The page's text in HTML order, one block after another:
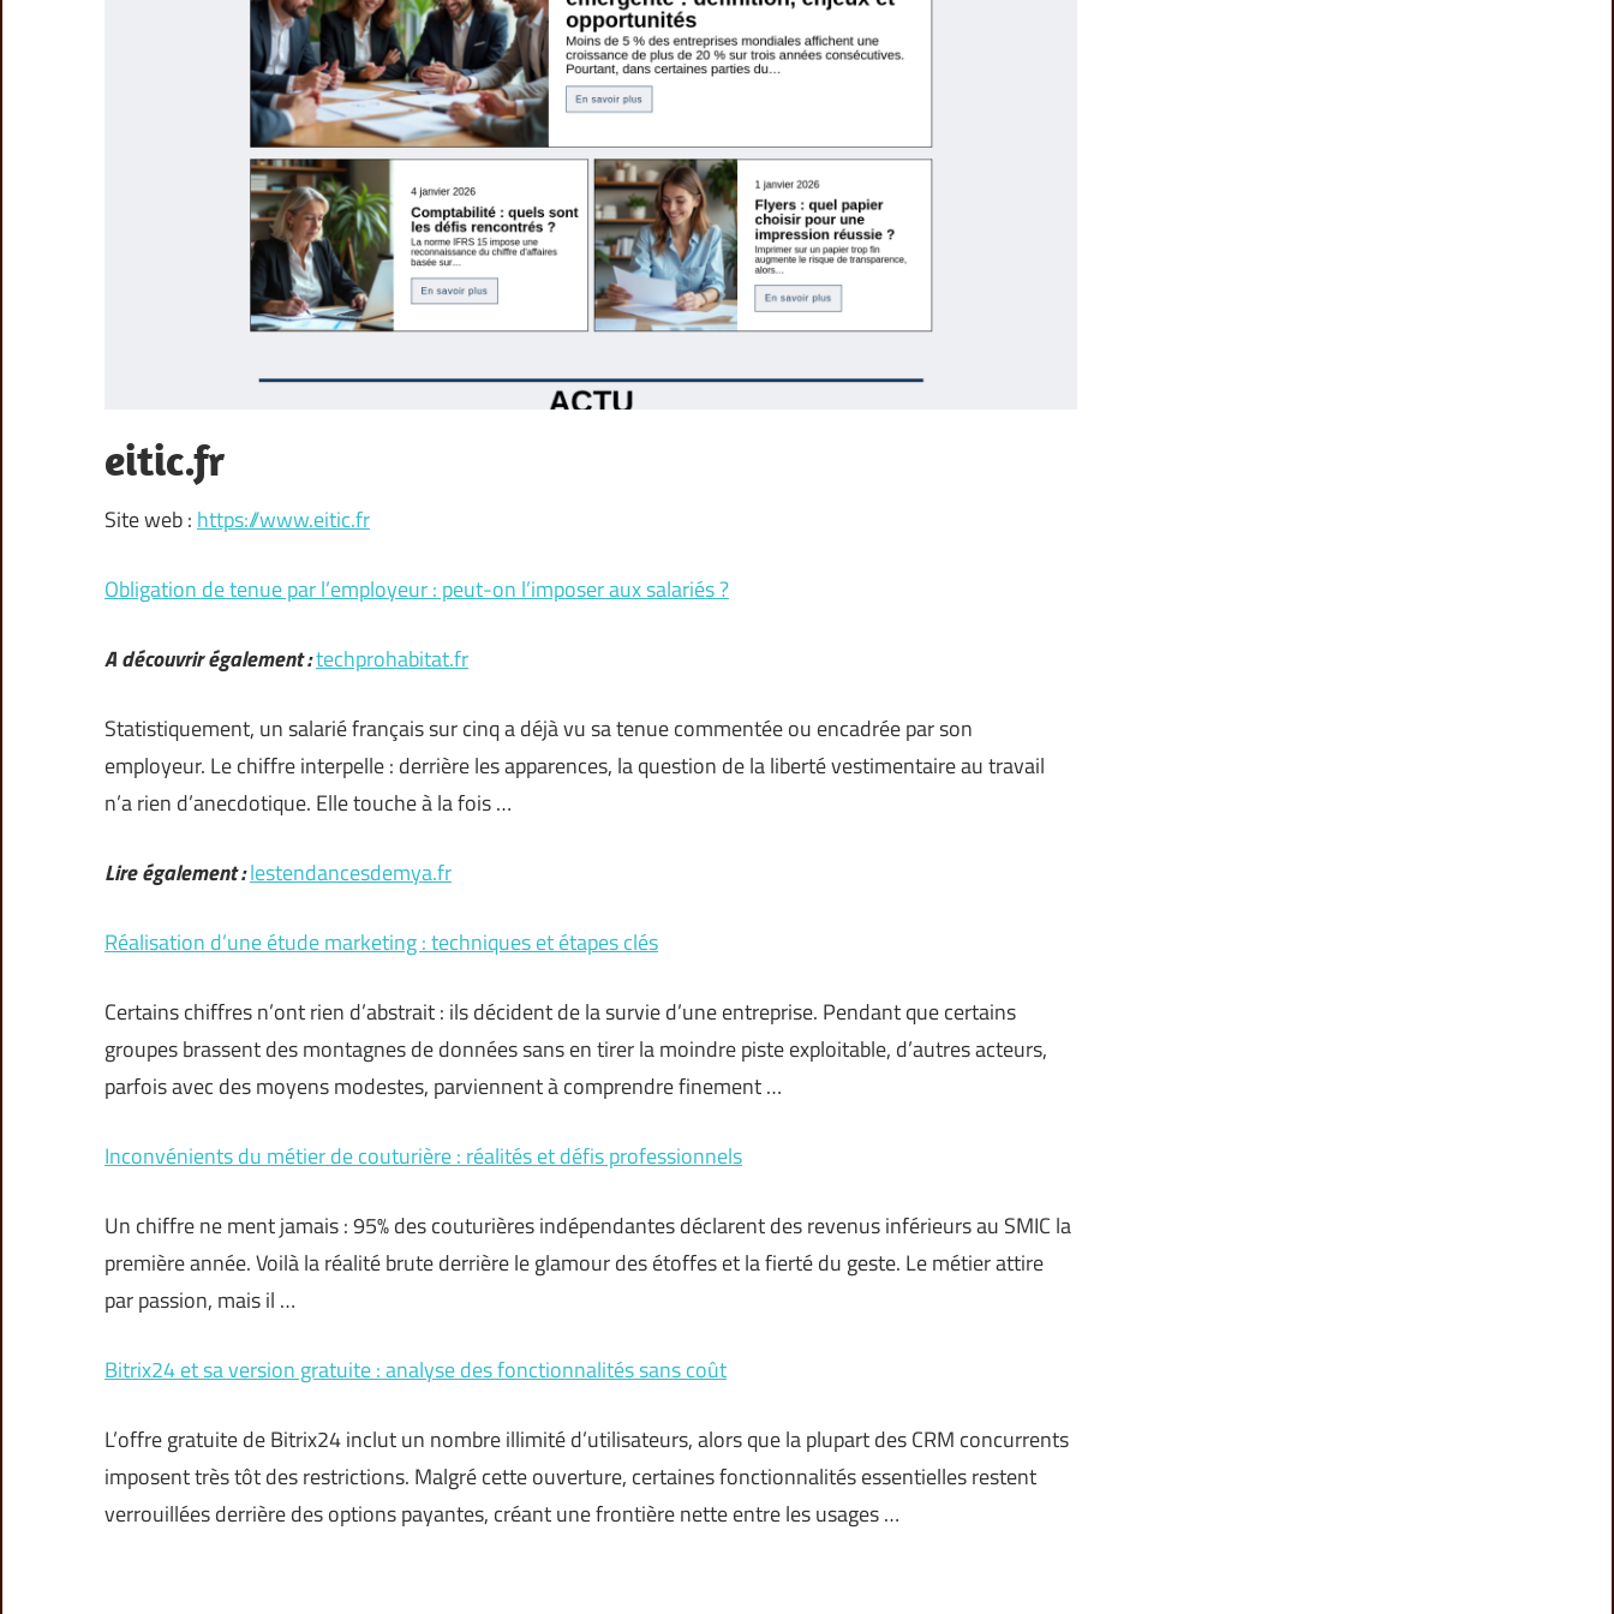
eitic.fr
Site web : https://www.eitic.fr
Obligation de tenue par l’employeur : peut-on l’imposer aux salariés ?
A découvrir également :techprohabitat.fr
Statistiquement, un salarié français sur cinq a déjà vu sa tenue commentée ou encadrée par son
employeur. Le chiffre interpelle : derrière les apparences, la question de la liberté vestimentaire au travail
n’a rien d’anecdotique. Elle touche à la fois …
Lire également :lestendancesdemya.fr
Réalisation d’une étude marketing : techniques et étapes clés
Certains chiffres n’ont rien d’abstrait : ils décident de la survie d’une entreprise. Pendant que certains
groupes brassent des montagnes de données sans en tirer la moindre piste exploitable, d’autres acteurs,
parfois avec des moyens modestes, parviennent à comprendre finement …
Inconvénients du métier de couturière : réalités et défis professionnels
Un chiffre ne ment jamais : 95% des couturières indépendantes déclarent des revenus inférieurs au SMIC la
première année. Voilà la réalité brute derrière le glamour des étoffes et la fierté du geste. Le métier attire
par passion, mais il …
Bitrix24 et sa version gratuite : analyse des fonctionnalités sans coût
L’offre gratuite de Bitrix24 inclut un nombre illimité d’utilisateurs, alors que la plupart des CRM concurrents
imposent très tôt des restrictions. Malgré cette ouverture, certaines fonctionnalités essentielles restent
verrouillées derrière des options payantes, créant une frontière nette entre les usages …